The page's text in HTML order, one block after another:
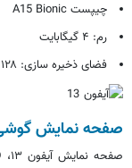
چیپست A15 Bionic
رم: ۴ گیگابایت
فضای ذخیره سازی: ۱۲۸ گیگابایت / ۲۵۶ گیگابایت / ۵۱۲ گیگابایت
صفحه نمایش گوشی